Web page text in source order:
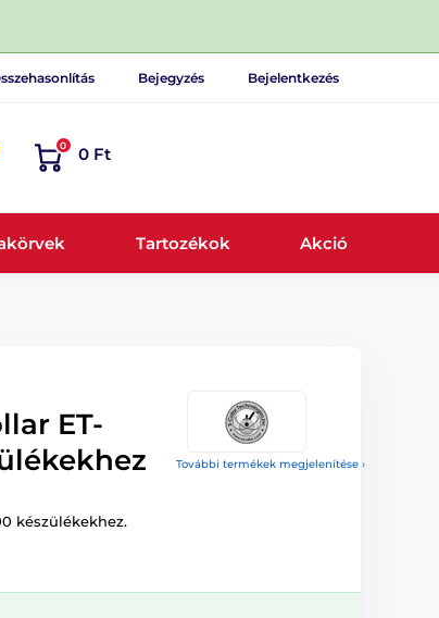
Bejegyzés Bejelentkezés
0 0 Ft
Tartozékok Akció
További termékek megjelenítése ›
ET-
készülékekhez.